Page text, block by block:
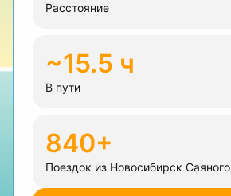
Расстояние
~15.5 ч
В пути
840+
Поездок из Новосибирск